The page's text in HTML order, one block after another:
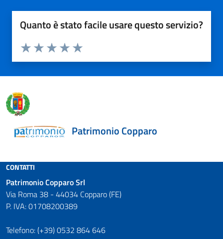
Quanto è stato facile usare questo servizio?
Valuta da 1 a 5 stelle la pagina
Valuta 5 stelle su 5
Valuta 4 stelle su 5
Valuta 3 stelle su 5
Valuta 2 stelle su 5
Valuta 1 stelle su 5
Patrimonio Copparo
CONTATTI
Patrimonio Copparo Srl
Via Roma 38 - 44034 Copparo (FE)
P. IVA: 01708200389
Telefono: (+39) 0532 864 646